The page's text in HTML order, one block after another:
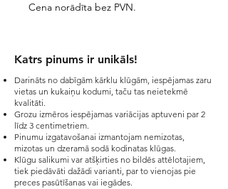
Cena norādīta bez PVN.
Katrs pinums ir unikāls!​
Darināts no dabīgām kārklu klūgām, iespējamas zaru
vietas un kukaiņu kodumi, taču tas neietekmē
kvalitāti.
Grozu izmēros iespējamas variācijas aptuveni par 2
līdz 3 centimetriem.
Pinumu izgatavošanai izmantojam nemizotas,
mizotas un dzeramā sodā kodinatas klūgas.
Klūgu salikumi var atšķirties no bildēs attēlotajiem,
tiek piedāvāti dažādi varianti, par to vienojas pie
preces pasūtīšanas vai iegādes.